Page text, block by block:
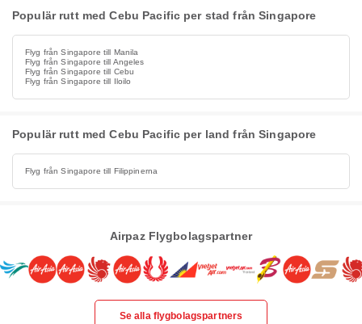
Populär rutt med Cebu Pacific per stad från Singapore
Flyg från Singapore till Manila
Flyg från Singapore till Angeles
Flyg från Singapore till Cebu
Flyg från Singapore till Iloilo
Populär rutt med Cebu Pacific per land från Singapore
Flyg från Singapore till Filippinerna
Airpaz Flygbolagspartner
Se alla flygbolagspartners